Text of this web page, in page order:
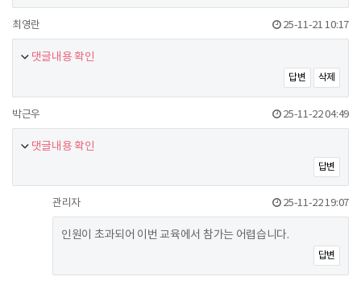
최영란 25-11-21 10:17
댓글내용 확인
답변 삭제
박근우 25-11-22 04:49
댓글내용 확인
답변
관리자 25-11-22 19:07
인원이 초과되어 이번 교육에서 참가는 어렵습니다.
답변